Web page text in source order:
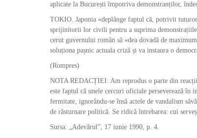
aplicate la București împotriva demonstranților,
TOKIO. Japonia «deplânge faptul că, potrivit
sprijinitorii lor civili pentru a suprima
cerut guvernului român să «dea dovadă de
soluționa pașnic actuala criză și va instaura o
(Rompres)
NOTA REDACȚIEI: Am reprodus o parte din
este faptul că unele cercuri oficiale perseverează în
fermitate, ignorându-se însă actele de vandalism
de răsturnare politică. Se ridică întrebarea: cui
Sursa: „Adevărul”, 17 iunie 1990, p. 4.